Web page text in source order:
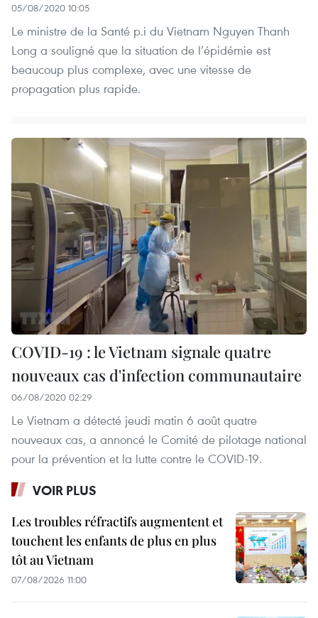
05/08/2020 10:05
Le ministre de la Santé p.i du Vietnam Nguyen Thanh
Long a souligné que la situation de l’épidémie est
beaucoup plus complexe, avec une vitesse de
propagation plus rapide.
COVID-19 : le Vietnam signale quatre
nouveaux cas d'infection communautaire
06/08/2020 02:29
Le Vietnam a détecté jeudi matin 6 août quatre
nouveaux cas, a annoncé le Comité de pilotage national
pour la prévention et la lutte contre le COVID-19.
VOIR PLUS
Les troubles réfractifs augmentent et
touchent les enfants de plus en plus
tôt au Vietnam
07/08/2026 11:00